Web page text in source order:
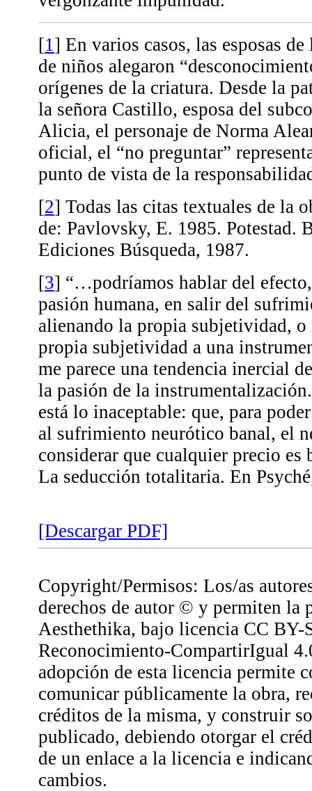
[1 ] En varios casos, las esposas
de niños alegaron
orígenes de la criatura. Desde la
la señora Castillo, esposa del
Alicia, el personaje de Norma
oficial, el “no preguntar”
punto de vista de la
[2] Todas las citas textuales de la
de: Pavlovsky, E. 1985. Potestad.
Ediciones Búsqueda, 1987.
[3] “…podríamos hablar del
pasión humana, en salir del
alienando la propia subjetividad,
propia subjetividad a una
me parece una tendencia inercial
la pasión de la
está lo inaceptable: que, para
al sufrimiento neurótico banal, el
considerar que cualquier precio es
La seducción totalitaria. En
[Descargar PDF]
Copyright/Permisos: Los/as
derechos de autor © y permiten la
Aesthethika, bajo licencia CC BY-
Reconocimiento-CompartirIgual
adopción de esta licencia permite
comunicar públicamente la obra,
créditos de la misma, y construir
publicado, debiendo otorgar el
de un enlace a la licencia e
cambios.